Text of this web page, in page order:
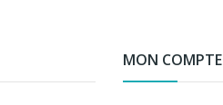
MON COMPTE